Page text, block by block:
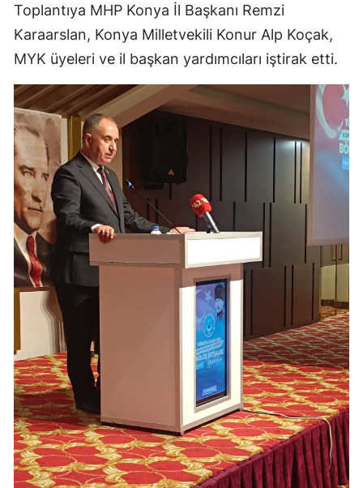
Giresun
Gümüşhane
Hakkari
Isparta
Kayseri
Kırklareli
Kırşehir
Kocaeli
Konya
Toplantıya MHP Konya İl Başkanı Remzi
Karaarslan, Konya Milletvekili Konur Alp Koçak,
MYK üyeleri ve il başkan yardımcıları iştirak etti.